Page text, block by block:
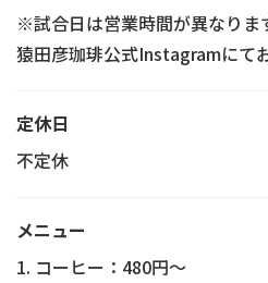
※試合日は営業時間が異なりま
猿田彦珈琲公式Instagramにて
定休日
不定休
メニュー
1. コーヒー：480円〜